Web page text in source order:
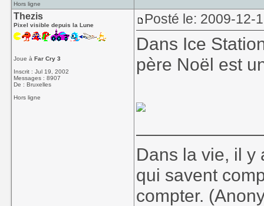
Hors ligne
Thezis
Pixel visible depuis la Lune
Joue àFar Cry 3
Inscrit : Jul 19, 2002
Messages : 8907
De : Bruxelles
Hors ligne
Posté le: 2009-12-
Dans Ice
père Noël est
Dans la vie, il y
qui savent
compter.